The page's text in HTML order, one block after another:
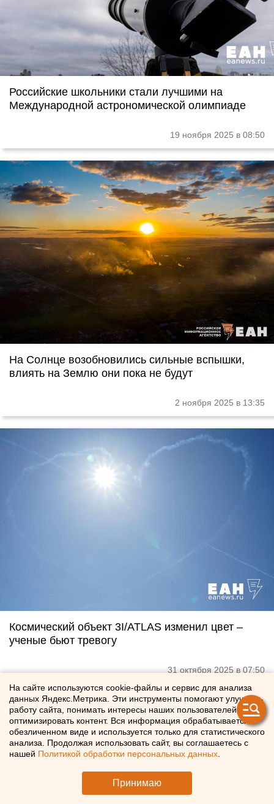
Российские школьники стали лучшими на
Международной астрономической олимпиаде
19 ноября 2025 в 08:50
На Солнце возобновились сильные вспышки,
влиять на Землю они пока не будут
2 ноября 2025 в 13:35
Космический объект 3I/ATLAS изменил цвет –
ученые бьют тревогу
31 октября 2025 в 07:50
На сайте используются cookie-файлы и сервис для анализа
данных Яндекс.Метрика. Эти инструменты помогают улучшать
работу сайта, понимать интересы наших пользователей и
оптимизировать контент. Вся информация обрабатывается в
обезличенном виде и используется только для статистического
анализа. Продолжая использовать сайт, вы соглашаетесь с
нашей Политикой обработки персональных данных
Принимаю